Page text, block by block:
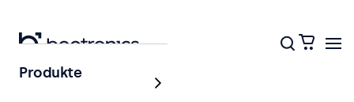
Produkte